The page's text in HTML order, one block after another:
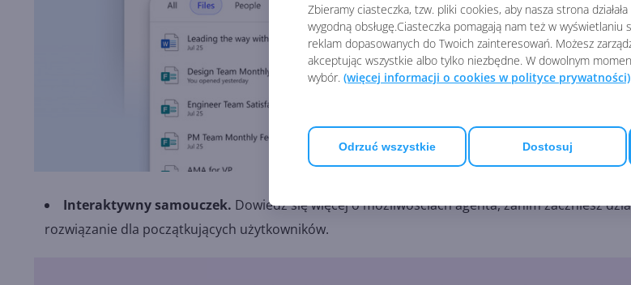
Zbieramy ciasteczka, tzw. pliki cookies, aby nasza strona
wygodną obsługę.Ciasteczka pomagają nam też w wyświetlaniu
reklam dopasowanych do Twoich zainteresowań. Możesz
akceptując wszystkie albo tylko niezbędne. W dowolnym
wybór. (więcej informacji o cookies w polityce prywatności)
Odrzuć wszystkie Dostosuj
Interaktywny samouczek. Dowiedz się więcej o możliwościach agenta, zanim zaczniesz
rozwiązanie dla początkujących użytkowników.